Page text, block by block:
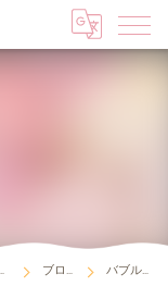
ブログ バブル越え